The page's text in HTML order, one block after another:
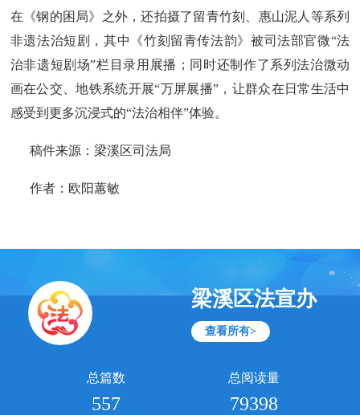
在《钢的困局》之外，还拍摄了留青竹刻、惠山泥人等系列
非遗法治短剧，其中《竹刻留青传法韵》被司法部官微“法
治非遗短剧场”栏目录用展播；同时还制作了系列法治微动
画在公交、地铁系统开展“万屏展播”，让群众在日常生活中
感受到更多沉浸式的“法治相伴”体验。
稿件来源：梁溪区司法局
作者：欧阳蕙敏
梁溪区法宣办
查看所有>
总篇数
557
总阅读量
79398